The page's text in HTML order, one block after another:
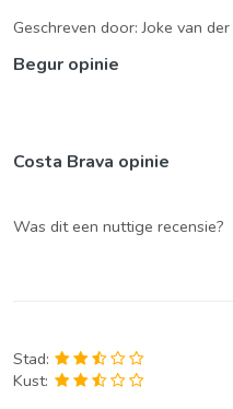
Geschreven door:Joke van
Begur opinie
Costa Brava opinie
Was dit een nuttige recensie?
Stad:
Kust: